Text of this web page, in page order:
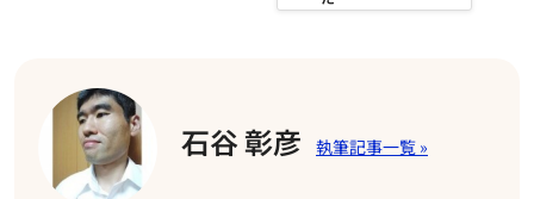
石谷 彰彦